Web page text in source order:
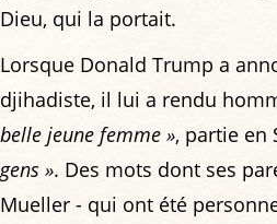
Dieu, qui la portait.
Lorsque Donald Trump a
djihadiste, il lui a rendu
belle jeune femme », partie en
gens ». Des mots dont ses
Mueller - qui ont été